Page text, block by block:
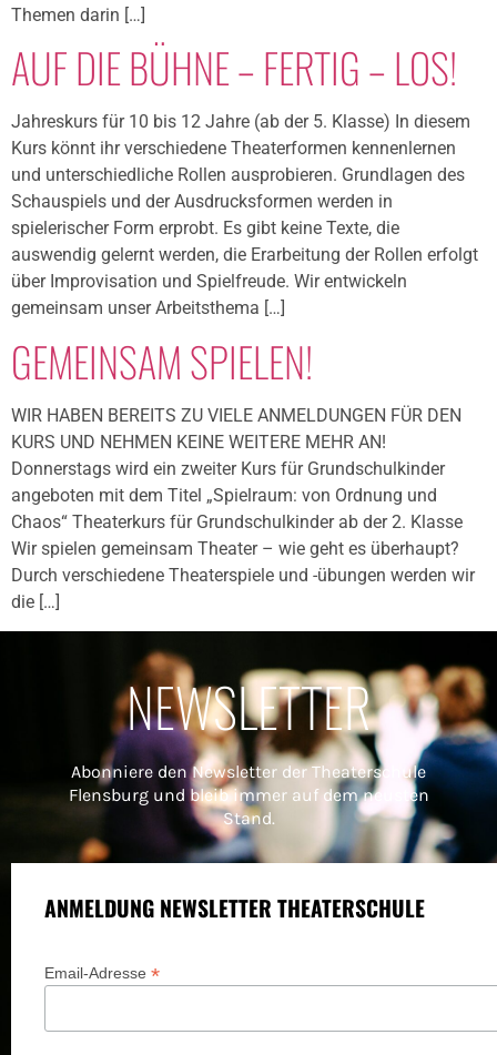
Themen darin […]
AUF DIE BÜHNE – FERTIG – LOS!
Jahreskurs für 10 bis 12 Jahre (ab der 5. Klasse) In diesem
Kurs könnt ihr verschiedene Theaterformen kennenlernen
und unterschiedliche Rollen ausprobieren. Grundlagen des
Schauspiels und der Ausdrucksformen werden in
spielerischer Form erprobt. Es gibt keine Texte, die
auswendig gelernt werden, die Erarbeitung der Rollen erfolgt
über Improvisation und Spielfreude. Wir entwickeln
gemeinsam unser Arbeitsthema […]
GEMEINSAM SPIELEN!
WIR HABEN BEREITS ZU VIELE ANMELDUNGEN FÜR DEN
KURS UND NEHMEN KEINE WEITERE MEHR AN!
Donnerstags wird ein zweiter Kurs für Grundschulkinder
angeboten mit dem Titel „Spielraum: von Ordnung und
Chaos“ Theaterkurs für Grundschulkinder ab der 2. Klasse
Wir spielen gemeinsam Theater – wie geht es überhaupt?
Durch verschiedene Theaterspiele und -übungen werden wir
die […]
NEWSLETTER
Abonniere den Newsletter der Theaterschule
Flensburg und bleib immer auf dem neusten
Stand.
ANMELDUNG NEWSLETTER THEATERSCHULE
Email-Adresse *